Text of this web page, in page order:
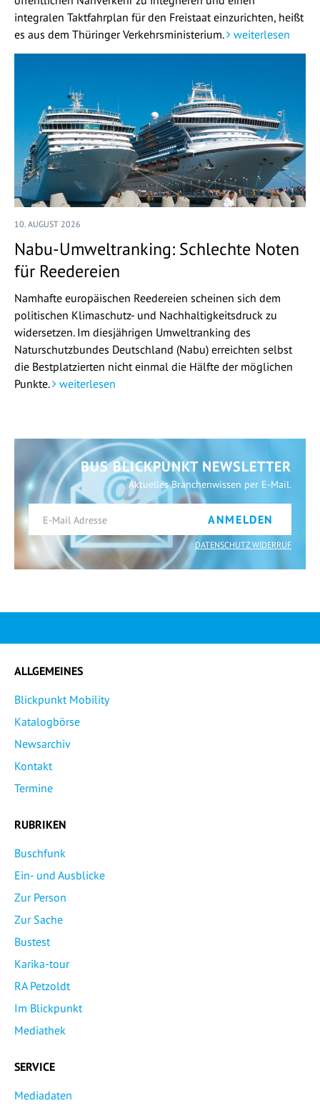
integralen Taktfahrplan für den Freistaat einzurichten, heißt
es aus dem Thüringer Verkehrsministerium.
weiterlesen
10. AUGUST 2026
Nabu-Umweltranking: Schlechte Noten
für Reedereien
Namhafte europäischen Reedereien scheinen sich dem
politischen Klimaschutz- und Nachhaltigkeitsdruck zu
widersetzen. Im diesjährigen Umweltranking des
Naturschutzbundes Deutschland (Nabu) erreichten selbst
die Bestplatzierten nicht einmal die Hälfte der möglichen
Punkte.
weiterlesen
BUS BLICKPUNKT NEWSLETTER
Aktuelles Branchenwissen per E-Mail.
ANMELDEN
DATENSCHUTZ WIDERRUF
ALLGEMEINES
Blickpunkt Mobility
Katalogbörse
Newsarchiv
Kontakt
Termine
RUBRIKEN
Buschfunk
Ein- und Ausblicke
Zur Person
Zur Sache
Bustest
Karika-tour
RA Petzoldt
Im Blickpunkt
Mediathek
SERVICE
Mediadaten